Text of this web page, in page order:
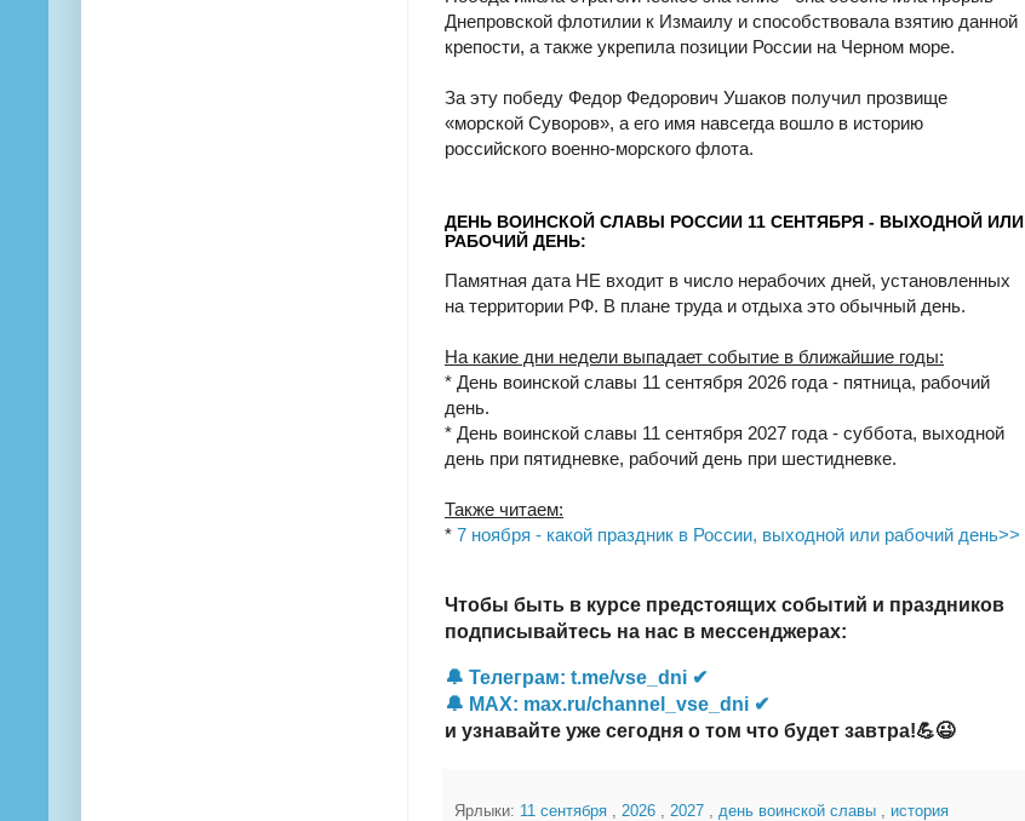
Днепровской флотилии к Измаилу и способствовала взятию данной
крепости, а также укрепила позиции России на Черном море.
За эту победу Федор Федорович Ушаков получил прозвище
«морской Суворов», а его имя навсегда вошло в историю
российского военно-морского флота.
ДЕНЬ ВОИНСКОЙ СЛАВЫ РОССИИ 11 СЕНТЯБРЯ - ВЫХОДНОЙ ИЛИ
РАБОЧИЙ ДЕНЬ:
Памятная дата НЕ входит в число нерабочих дней, установленных
на территории РФ. В плане труда и отдыха это обычный день.
На какие дни недели выпадает событие в ближайшие годы:
* День воинской славы 11 сентября 2026 года - пятница, рабочий
день.
* День воинской славы 11 сентября 2027 года - суббота, выходной
день при пятидневке, рабочий день при шестидневке.
Также читаем:
* 7 ноября - какой праздник в России, выходной или рабочий день>>
Чтобы быть в курсе предстоящих событий и праздников
подписывайтесь на нас в мессенджерах:
🔔 Телеграм: t.me/vse_dni ✔
🔔 MAX: max.ru/channel_vse_dni ✔
и узнавайте уже сегодня о том что будет завтра!💪😉
Ярлыки: 11 сентября 2026 2027 день воинской славы история